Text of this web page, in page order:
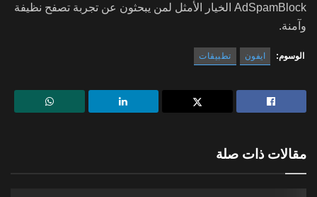
AdSpamBlock الخيار الأمثل لمن يبحثون عن تجربة تصفح نظيفة
وآمنة.
الوسوم: ايفون تطبيقات
مقالات ذات صلة